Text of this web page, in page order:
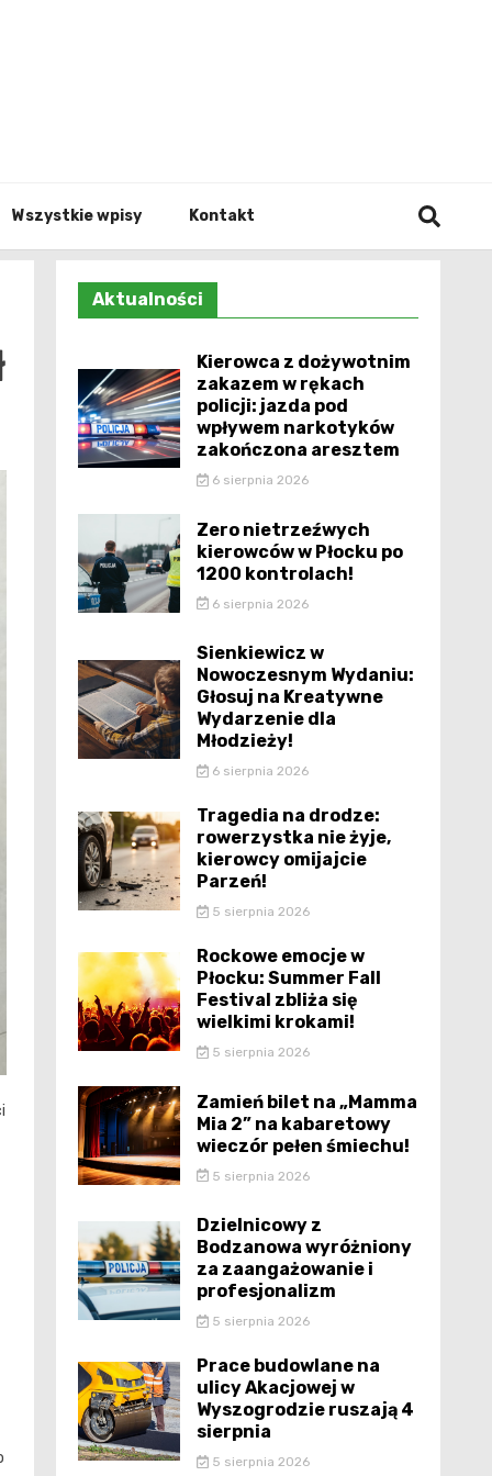
Wszystkie wpisy Kontakt
Aktualności
Kierowca z dożywotnim
zakazem w rękach
policji: jazda pod
wpływem narkotyków
zakończona aresztem
6 sierpnia 2026
Zero nietrzeźwych
kierowców w Płocku po
1200 kontrolach!
6 sierpnia 2026
Sienkiewicz w
Nowoczesnym Wydaniu:
Głosuj na Kreatywne
Wydarzenie dla
Młodzieży!
6 sierpnia 2026
Tragedia na drodze:
rowerzystka nie żyje,
kierowcy omijajcie
Parzeń!
5 sierpnia 2026
Rockowe emocje w
Płocku: Summer Fall
Festival zbliża się
wielkimi krokami!
5 sierpnia 2026
Zamień bilet na „Mamma
Mia 2” na kabaretowy
wieczór pełen śmiechu!
5 sierpnia 2026
Dzielnicowy z
Bodzanowa wyróżniony
za zaangażowanie i
profesjonalizm
5 sierpnia 2026
Prace budowlane na
ulicy Akacjowej w
Wyszogrodzie ruszają 4
sierpnia
5 sierpnia 2026